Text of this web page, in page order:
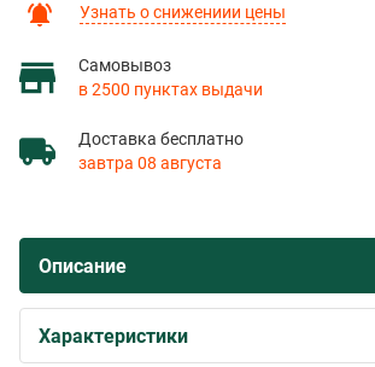
Узнать о снижениии цены
Самовывоз
в 2500 пунктах выдачи
Доставка бесплатно
завтра 08 августа
Описание
Характеристики